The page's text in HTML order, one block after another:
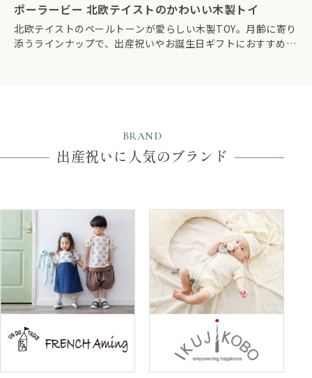
ポーラービー 北欧テイストのかわいい木製トイ
北欧テイストのペールトーンが愛らしい木製TOY。月齢に寄り
添うラインナップで、出産祝いやお誕生日ギフトにおすすめで
BRAND
出産祝いに人気のブランド